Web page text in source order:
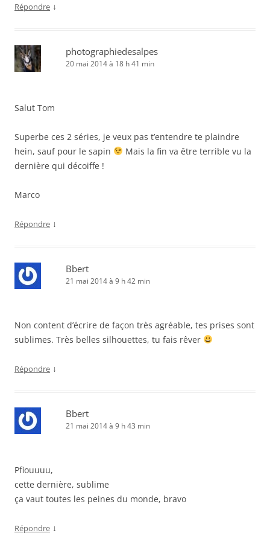
Répondre ↓
photographiedesalpes
20 mai 2014 à 18 h 41 min
Salut Tom
Superbe ces 2 séries, je veux pas t’entendre te plaindre
hein, sauf pour le sapin
Mais la fin va être terrible vu la
dernière qui décoiffe !
Marco
Répondre ↓
Bbert
21 mai 2014 à 9 h 42 min
Non content d’écrire de façon très agréable, tes prises sont
sublimes. Très belles silhouettes, tu fais rêver
Répondre ↓
Bbert
21 mai 2014 à 9 h 43 min
Pfiouuuu,
cette dernière, sublime
ça vaut toutes les peines du monde, bravo
Répondre ↓